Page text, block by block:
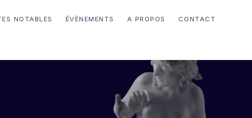
NOTABLES ÉVÈNEMENTS A PROPOS CONTACT